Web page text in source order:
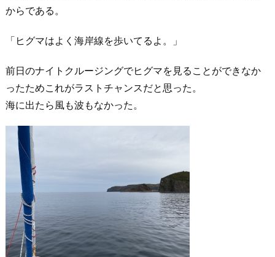
からである。
「ヒグマはよく海岸線を歩いてるよ。」
前日のナイトクルージングでヒグマを見ることができなか
ったためこれがラストチャンスだと思った。
海に出たら風も波もなかった。